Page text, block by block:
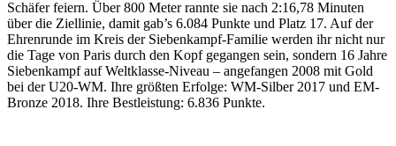
Schäfer feiern. Über 800 Meter rannte sie nach 2:16,78 Minuten
über die Ziellinie, damit gab’s 6.084 Punkte und Platz 17. Auf der
Ehrenrunde im Kreis der Siebenkampf-Familie werden ihr nicht nur
die Tage von Paris durch den Kopf gegangen sein, sondern 16 Jahre
Siebenkampf auf Weltklasse-Niveau – angefangen 2008 mit Gold
bei der U20-WM. Ihre größten Erfolge: WM-Silber 2017 und EM-
Bronze 2018. Ihre Bestleistung: 6.836 Punkte.